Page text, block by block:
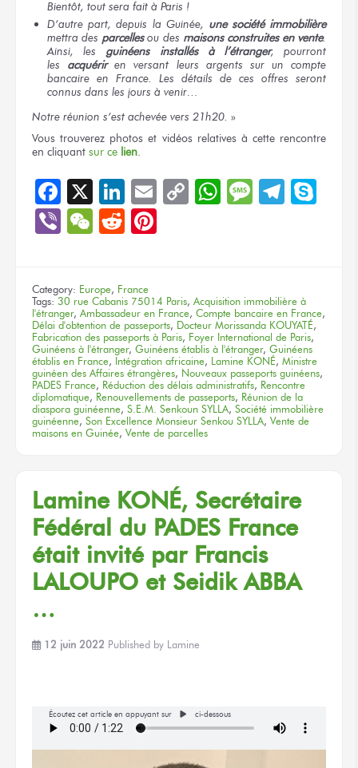
Bientôt,tout sera faità Paris !
D’autre part, depuis la Guinée, une sociétéimmobilière
mettrades parcelles ou des maisonsconstruites en vente.
Ainsi,les guinéensinstallés à l’étranger, pourront
les acquérir en versant leurs argents sur un compte
bancaireen France. Les détails de ces offres seront
connusdans les jours à venir…
Notre réunion s’est achevée vers 21h20. »
Vous trouverez photoset vidéos relatives à cette rencontre
en cliquant sur ce lien
Facebook
X LinkedIn
EmailCopyWhatsApp
Message
ViberWeChat
Reddit
Category: Europe, France
Tags: 30 rue Cabanis 75014 Paris, Acquisition immobilière à
l'étranger, Ambassadeur en France, Compte bancaire en France,
Délai d'obtention de passeports, Docteur Morissanda KOUYATÉ,
Fabrication des passeports à Paris, Foyer International de Paris,
Guinéens à l'étranger, Guinéens établis à l'étranger, Guinéens
établis en France, Intégration africaine, Lamine KONÉ, Ministre
guinéen des Affaires étrangères, Nouveaux passeports guinéens,
PADES France, Réduction des délais administratifs, Rencontre
diplomatique, Renouvellements de passeports, Réunion de la
diaspora guinéenne, S.E.M. Senkoun SYLLA, Société immobilière
guinéenne, Son Excellence Monsieur Senkou SYLLA, Vente de
maisons en Guinée, Vente de parcelles
Lamine KONÉ, Secrétaire
Fédéral du PADES France
était invité par Francis
LALOUPO et Seidik ABBA
…
12 juin 2022 Published by Lamine
Écoutez cet article en appuyant sur ci-dessous